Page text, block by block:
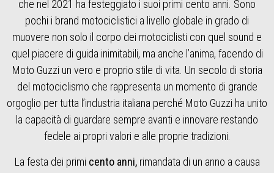
che nel 2021 ha festeggiato i suoi primi cento anni. Sono
pochi i brand motociclistici a livello globale in grado di
muovere non solo il corpo dei motociclisti con quel sound e
quel piacere di guida inimitabili, ma anche l’anima, facendo di
Moto Guzzi un vero e proprio stile di vita. Un secolo di storia
del motociclismo che rappresenta un momento di grande
orgoglio per tutta l’industria italiana perché Moto Guzzi ha unito
la capacità di guardare sempre avanti e innovare restando
fedele ai propri valori e alle proprie tradizioni.
La festa dei primi cento anni,rimandata di un anno a causa